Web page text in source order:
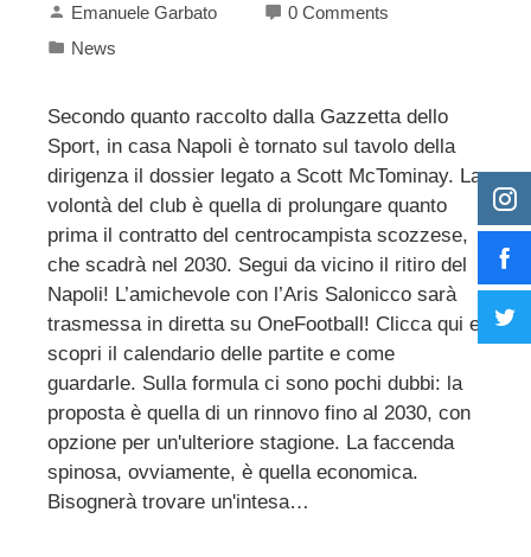
Emanuele Garbato
0 Comments
News
Secondo quanto raccolto dalla Gazzetta dello
Sport, in casa Napoli è tornato sul tavolo della
dirigenza il dossier legato a Scott McTominay. La
volontà del club è quella di prolungare quanto
prima il contratto del centrocampista scozzese,
che scadrà nel 2030. Segui da vicino il ritiro del
Napoli! L’amichevole con l’Aris Salonicco sarà
trasmessa in diretta su OneFootball! Clicca qui e
scopri il calendario delle partite e come
guardarle. Sulla formula ci sono pochi dubbi: la
proposta è quella di un rinnovo fino al 2030, con
opzione per un'ulteriore stagione. La faccenda
spinosa, ovviamente, è quella economica.
Bisognerà trovare un'intesa…